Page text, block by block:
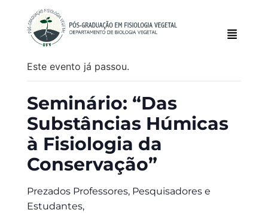
Este evento já passou.
Seminário: “Das
Substâncias Húmicas
à Fisiologia da
Conservação”
Prezados Professores, Pesquisadores e
Estudantes,